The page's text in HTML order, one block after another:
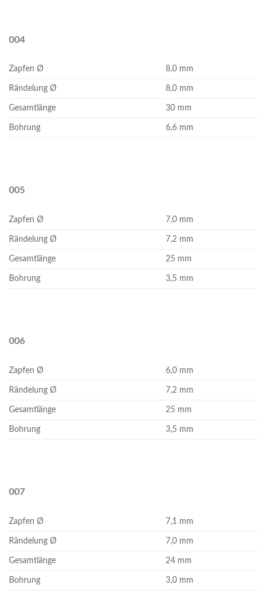
004
Zapfen Ø 8,0 mm
Rändelung Ø 8,0 mm
Gesamtlänge 30 mm
Bohrung 6,6 mm
005
Zapfen Ø 7,0 mm
Rändelung Ø 7,2 mm
Gesamtlänge 25 mm
Bohrung 3,5 mm
006
Zapfen Ø 6,0 mm
Rändelung Ø 7,2 mm
Gesamtlänge 25 mm
Bohrung 3,5 mm
007
Zapfen Ø 7,1 mm
Rändelung Ø 7,0 mm
Gesamtlänge 24 mm
Bohrung 3,0 mm